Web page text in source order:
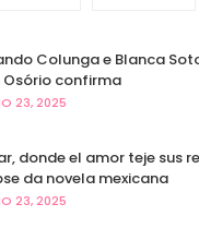
Colunga e Blanca
Osório confirma
23, 2025
donde el amor teje sus
da novela mexicana
23, 2025